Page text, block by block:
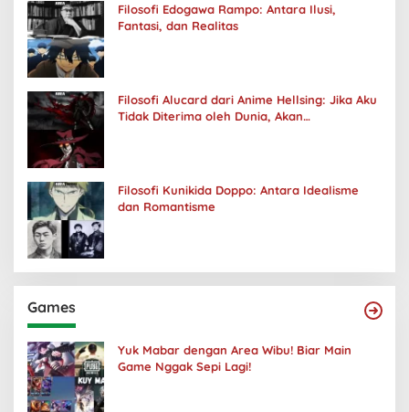
Filosofi Edogawa Rampo: Antara Ilusi,
Fantasi, dan Realitas
Filosofi Alucard dari Anime Hellsing: Jika Aku
Tidak Diterima oleh Dunia, Akan
Filosofi Kunikida Doppo: Antara Idealisme
dan Romantisme
Games
Yuk Mabar dengan Area Wibu! Biar Main
Game Nggak Sepi Lagi!